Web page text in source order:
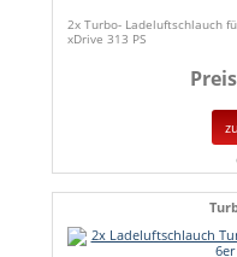
2x Turbo- Ladeluftschlauch
xDrive 313 PS